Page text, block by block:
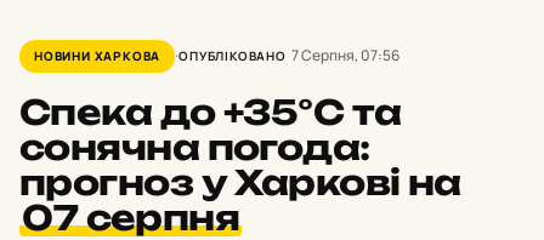
НОВИНИ ХАРКОВА ОПУБЛІКОВАНО 7 Серпня, 07:56
Спека до +35°С та
сонячна погода:
прогноз у Харкові на
07 серпня